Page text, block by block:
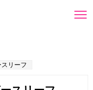
リーフ